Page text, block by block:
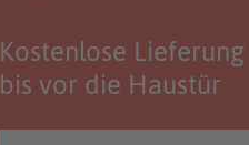
Kostenlose Lieferung
bis vor die Haustür